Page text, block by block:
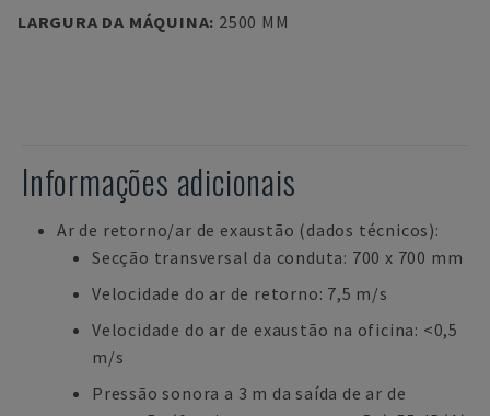
LARGURA DA MÁQUINA: 2500 MM
Informações adicionais
Ar de retorno/ar de exaustão (dados técnicos):
Secção transversal da conduta: 700 x 700 mm
Velocidade do ar de retorno: 7,5 m/s
Velocidade do ar de exaustão na oficina: <0,5
m/s
Pressão sonora a 3 m da saída de ar de